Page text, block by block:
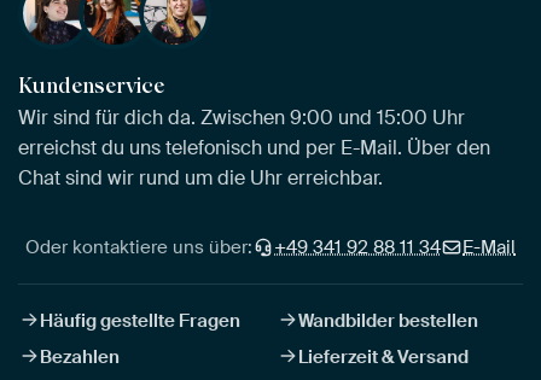
Kundenservice
Wir sind für dich da. Zwischen 9:00 und 15:00 Uhr
erreichst du uns telefonisch und per E-Mail. Über den
Chat sind wir rund um die Uhr erreichbar.
Oder kontaktiere uns über: +49 341 92 88 11 34 E-Mail
Häufig gestellte Fragen
Wandbilder bestellen
Bezahlen
Lieferzeit & Versand